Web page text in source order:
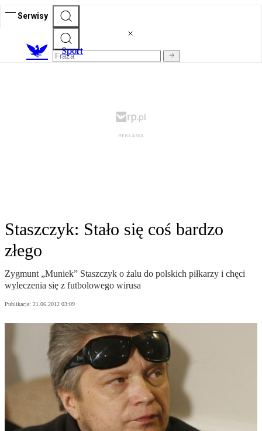
Serwisy
Sport
Staszczyk: Stało się coś bardzo
złego
Zygmunt „Muniek” Staszczyk o żalu do polskich piłkarzy i chęci
wyleczenia się z futbolowego wirusa
Publikacja: 21.06.2012 03:09